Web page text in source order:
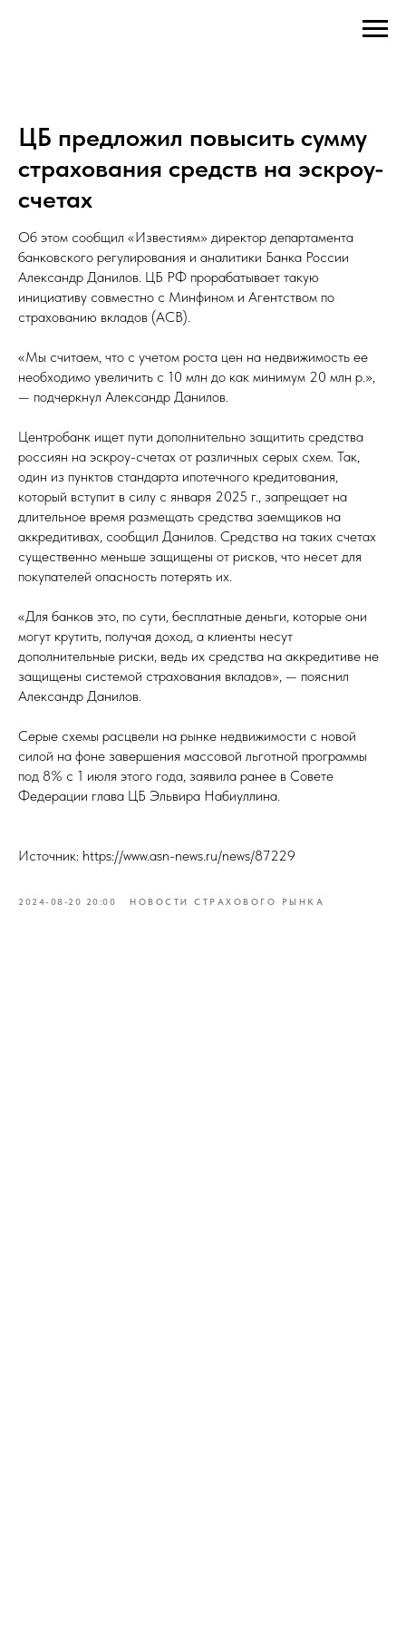
ЦБ предложил повысить сумму
страхования средств на эскроу-
счетах
Об этом сообщил «Известиям» директор департамента
банковского регулирования и аналитики Банка России
Александр Данилов. ЦБ РФ прорабатывает такую
инициативу совместно с Минфином и Агентством по
страхованию вкладов (АСВ).
«Мы считаем, что с учетом роста цен на недвижимость ее
необходимо увеличить с 10 млн до как минимум 20 млн р.»,
— подчеркнул Александр Данилов.
Центробанк ищет пути дополнительно защитить средства
россиян на эскроу-счетах от различных серых схем. Так,
один из пунктов стандарта ипотечного кредитования,
который вступит в силу с января 2025 г., запрещает на
длительное время размещать средства заемщиков на
аккредитивах, сообщил Данилов. Средства на таких счетах
существенно меньше защищены от рисков, что несет для
покупателей опасность потерять их.
«Для банков это, по сути, бесплатные деньги, которые они
могут крутить, получая доход, а клиенты несут
дополнительные риски, ведь их средства на аккредитиве не
защищены системой страхования вкладов», — пояснил
Александр Данилов.
Серые схемы расцвели на рынке недвижимости с новой
силой на фоне завершения массовой льготной программы
под 8% с 1 июля этого года, заявила ранее в Совете
Федерации глава ЦБ Эльвира Набиуллина.
Источник: https://www.asn-news.ru/news/87229
2024-08-20 20:00 НОВОСТИ СТРАХОВОГО РЫНКА